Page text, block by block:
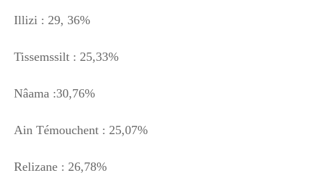
Illizi : 29, 36%
Tissemssilt : 25,33%
Nâama :30,76%
Ain Témouchent : 25,07%
Relizane : 26,78%